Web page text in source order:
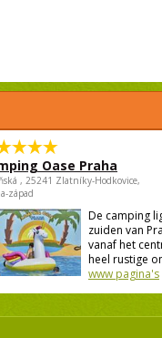
Oase Praha
, 25241 Zlatníky-Hodkovice,
západ
De camping
zuiden van
vanaf het
heel rustige
www pagina's